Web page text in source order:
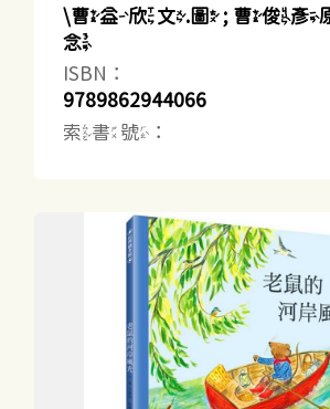
\曹益欣文.圖 ; 曹俊彥
念
ISBN：
9789862944066
索書號：